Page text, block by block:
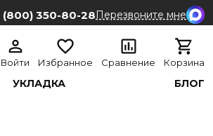
(800) 350-80-28Перезвоните мне
Войти Избранное Сравнение Корзина
УКЛАДКА БЛОГ